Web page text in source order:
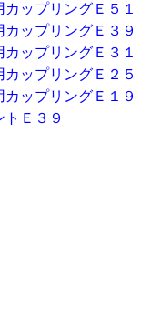
ップリングＥ５１
カップリングＥ３９
ップリングＥ３１
カップリングＥ２５
カップリングＥ１９
トＥ３９